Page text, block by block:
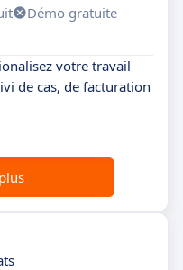
Démo gratuite
votre travail
de cas, de facturation